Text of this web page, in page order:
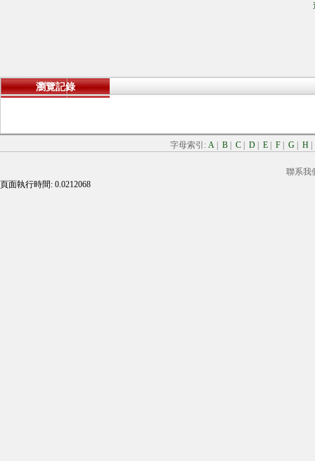
瀏覽記錄
字母索引: A B C D E F G H
聯系我
頁面執行時間: 0.0212068